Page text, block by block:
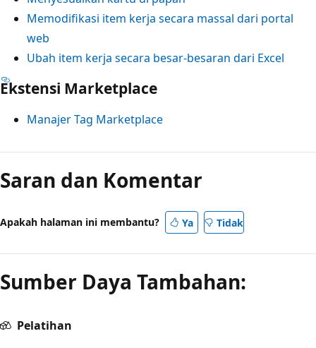
Memodifikasi item kerja secara massal dari portal
web
Ubah item kerja secara besar-besaran dari Excel
Ekstensi Marketplace
Manajer Tag Marketplace
Saran dan Komentar
Apakah halaman ini membantu? Ya Tidak
Sumber Daya Tambahan:
Pelatihan